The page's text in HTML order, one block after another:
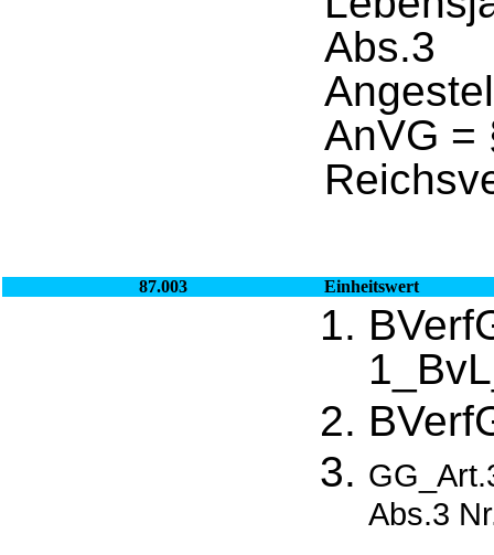
Abs.3
AnVG =
87.003 Einheitswert
Abs.3